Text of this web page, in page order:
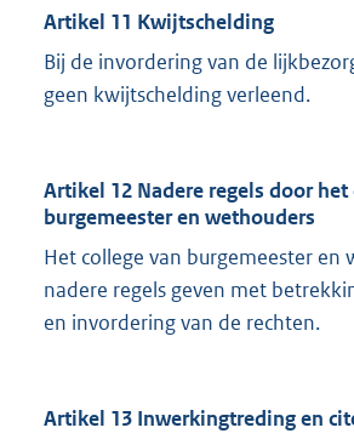
Artikel 11 Kwijtschelding
Bij de invordering van de
geen kwijtschelding verleend.
Artikel 12 Nadere regels door het
burgemeester en wethouders
Het college van burgemeester en
nadere regels geven met
en invordering van de rechten.
Artikel 13 Inwerkingtreding en